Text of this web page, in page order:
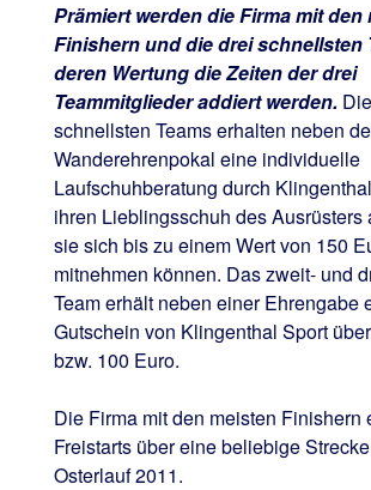
Prämiert werden die Firma mit den
Finishern und die drei schnellsten
deren Wertung die Zeiten der drei
Teammitglieder addiert werden.
schnellsten Teams erhalten neben
Wanderehrenpokal eine individuelle
Laufschuhberatung durch
ihren Lieblingsschuh des Ausrüsters
sie sich bis zu einem Wert von 150
mitnehmen können. Das zweit- und
Team erhält neben einer Ehrengabe
Gutschein von Klingenthal Sport
bzw. 100 Euro.
Die Firma mit den meisten Finishern
Freistarts über eine beliebige
Osterlauf 2011.